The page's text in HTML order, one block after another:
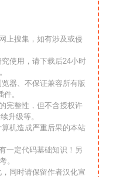
上搜集，如有涉及或侵
使用，请下载后24小时
器、不保证兼容所有版
。
完整性，但不含授权许
升级等。
机造成严重后果的本站
一定代码基础知识！另
。
同时请保留作者汉化宣